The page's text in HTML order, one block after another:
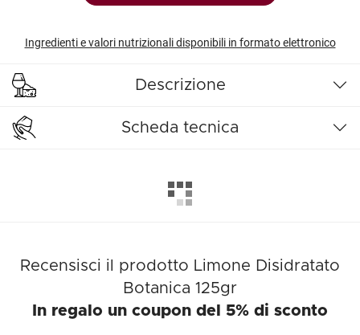
Ingredienti e valori nutrizionali disponibili in formato elettronico
Descrizione
Scheda tecnica
Recensisci il prodotto Limone Disidratato
Botanica 125gr
In regalo un coupon del 5% di sconto